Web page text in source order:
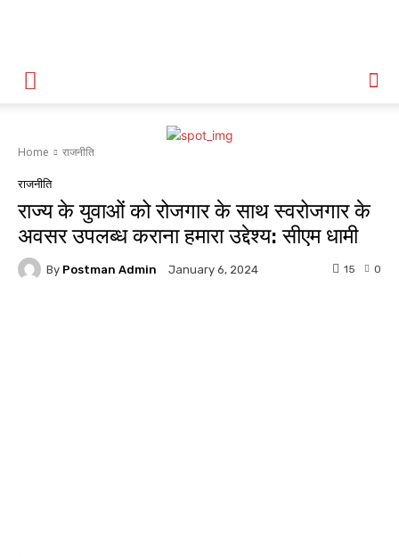
Home राजनीति
राजनीति
राज्य के युवाओं को रोजगार के साथ स्वरोजगार के
अवसर उपलब्ध कराना हमारा उद्देश्य: सीएम धामी
By Postman Admin January 6, 2024 0
15